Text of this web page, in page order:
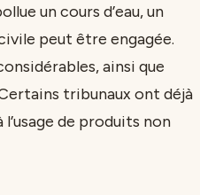
un cours d’eau, un
peut être engagée.
ainsi que
tribunaux ont déjà
de produits non